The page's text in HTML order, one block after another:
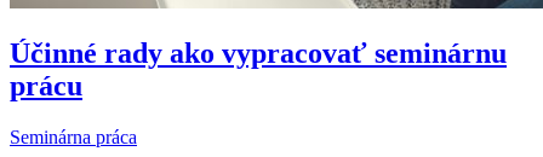
Účinné rady ako vypracovať seminárnu
prácu
Seminárna práca